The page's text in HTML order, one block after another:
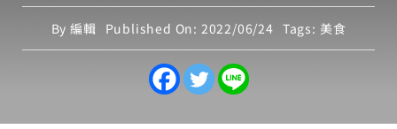
By編輯 Published On: 2022/06/24 Tags: 美食